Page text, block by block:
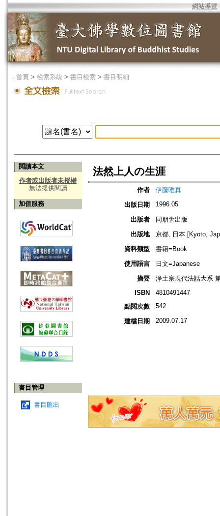
網站導覽
． 首頁 > 檢索系統 > 書目檢索 > 書目明細
閱讀本文
作者或出版者未授權
無法提供閱讀
加值服務
書目管理
書目匯出
法然上人の生涯
作者
伊藤唯真
出版日期
1996.05
出版者
同朋舎出版
出版地
京都, 日本 [Kyoto,
資料類型
書籍=Book
使用語言
日文=Japanese
摘要
浄土宗現代法話大系
ISBN
4810491447
點閱次數
542
建檔日期 2009.07.17